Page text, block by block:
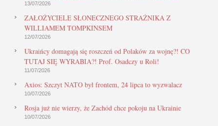
13/07/2026
ZAŁOŻYCIELE SŁONECZNEGO STRAŻNIKA Z
WILLIAMEM TOMPKINSEM
12/07/2026
Ukraińcy domagają się roszczeń od Polaków za wojnę?! CO
TUTAJ SIĘ WYRABIA?! Prof. Osadczy u Roli!
11/07/2026
Axios: Szczyt NATO był frontem, 24 lipca to wyzwalacz
10/07/2026
Rosja już nie wierzy, że Zachód chce pokoju na Ukrainie
10/07/2026